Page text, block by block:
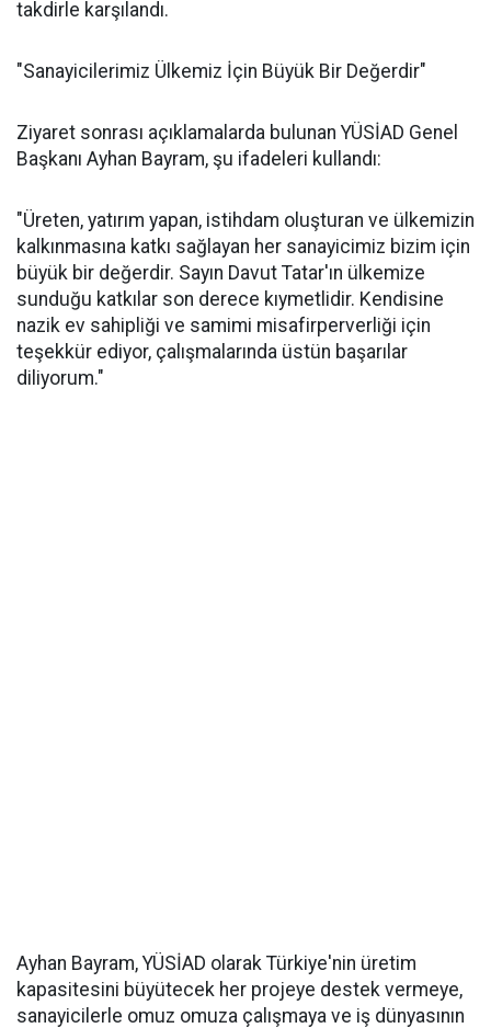
takdirle karşılandı.
"Sanayicilerimiz Ülkemiz İçin Büyük Bir Değerdir"
Ziyaret sonrası açıklamalarda bulunan YÜSİAD Genel
Başkanı Ayhan Bayram, şu ifadeleri kullandı:
"Üreten, yatırım yapan, istihdam oluşturan ve ülkemizin
kalkınmasına katkı sağlayan her sanayicimiz bizim için
büyük bir değerdir. Sayın Davut Tatar'ın ülkemize
sunduğu katkılar son derece kıymetlidir. Kendisine
nazik ev sahipliği ve samimi misafirperverliği için
teşekkür ediyor, çalışmalarında üstün başarılar
diliyorum."
Ayhan Bayram, YÜSİAD olarak Türkiye'nin üretim
kapasitesini büyütecek her projeye destek vermeye,
sanayicilerle omuz omuza çalışmaya ve iş dünyasının